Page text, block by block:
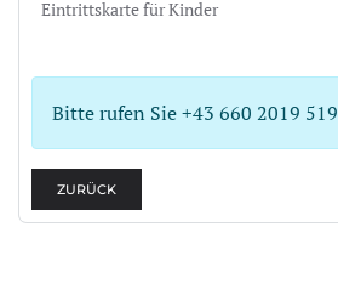
Eintrittskarte für Kinder
Bitte rufen Sie +43 660 2019 519
ZURÜCK